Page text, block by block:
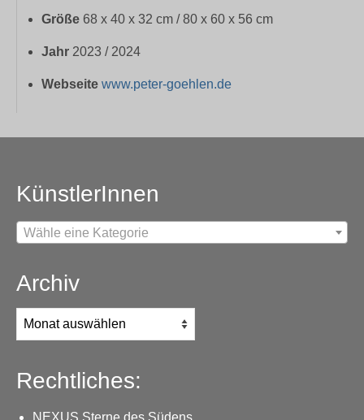
Größe 68 x 40 x 32 cm / 80 x 60 x 56 cm
Jahr 2023 / 2024
Webseite www.peter-goehlen.de
KünstlerInnen
Wähle eine Kategorie
Archiv
Archiv
Rechtliches:
NEXUS Sterne des Südens